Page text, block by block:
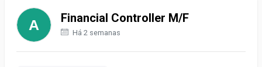
Financial Controller M/F
Há 2 semanas